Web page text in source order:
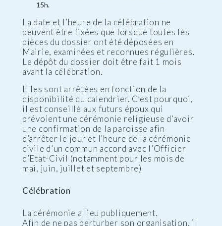
15h.
La date et l’heure de la célébration ne
peuvent être fixées que lorsque toutes les
pièces du dossier ont été déposées en
Mairie, examinées et reconnues régulières.
Le dépôt du dossier doit être fait 1 mois
avant la célébration.
Elles sont arrêtées en fonction de la
disponibilité du calendrier. C’est pourquoi,
il est conseillé aux futurs époux qui
prévoient une cérémonie religieuse d’avoir
une confirmation de la paroisse afin
d’arrêter le jour et l’heure de la cérémonie
civile d’un commun accord avec l’Officier
d’Etat-Civil (notamment pour les mois de
mai, juin, juillet et septembre)
Célébration
La cérémonie a lieu publiquement.
Afin de ne pas perturber son organisation, il